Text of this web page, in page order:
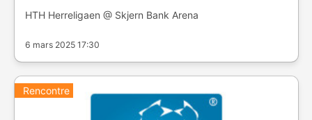
HTH Herreligaen @ Skjern Bank Arena
6 mars 2025 17:30
Rencontre